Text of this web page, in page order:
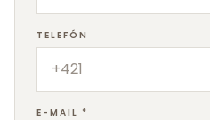
TELEFÓN
E-MAIL *